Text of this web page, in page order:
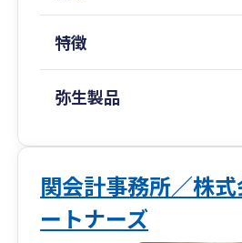
コストを抑えつつ、中長期的
➥無理なコスト負担を強いる
業が持続的に発展できるよう、
➥弥生会計Nextなどクラウド
スタートし、
記帳代行・税務相談・決算申
特徴
弥生製品
関会計事務所／株
ートナーズ